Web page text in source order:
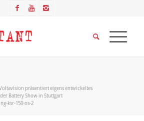
präsentiert eigens entwickeltes
Battery Show in Stuttgart
ksr-150-os-2